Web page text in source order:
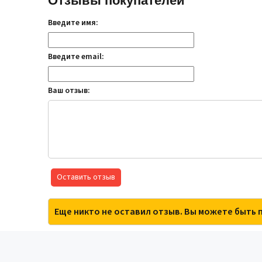
Введите имя:
Введите email:
Ваш отзыв:
Оставить отзыв
Еще никто не оставил отзыв. Вы можете быть